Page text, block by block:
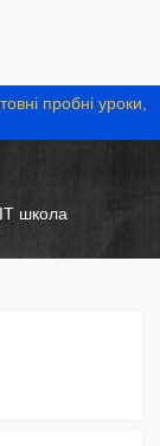
пробні уроки,
школа